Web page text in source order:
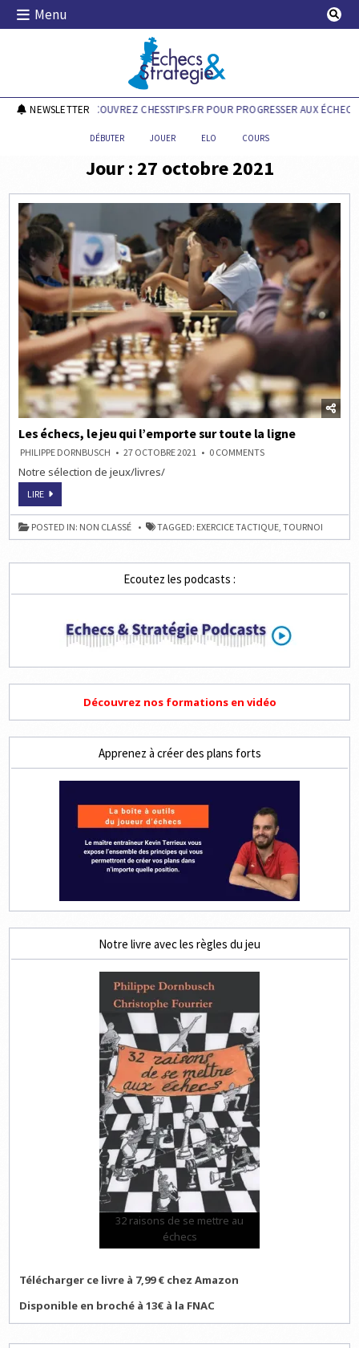
Skip
Menu
Echecs & Stratégie
NEWSLETTERDÉCOUVREZ CHESSTIPS.FR POUR PROGRESSER AUX ÉCHECS !
DÉBUTER JOUER ELO COURS
Jour : 27 octobre 2021
Les échecs, le jeu qui l’emporte sur toute la ligne
PHILIPPE DORNBUSCH 27 OCTOBRE 2021 0 COMMENTSON
SUR
TOUTE
LA
Notre sélection de jeux/livres/
LIRELES
LE
JEU
QUI
L’EMPORTE
TOUTE
POSTED IN: NON CLASSÉ TAGGED: EXERCICE TACTIQUE ,TOURNOI
Ecoutez les podcasts :
Découvrez nos formations en vidéo
Apprenez à créer des plans forts
Notre livre avec les règles du jeu
32 raisons de se mettre au
échecs
Télécharger ce livre à 7,99 € chez Amazon
Disponible en broché à 13€ à la FNAC